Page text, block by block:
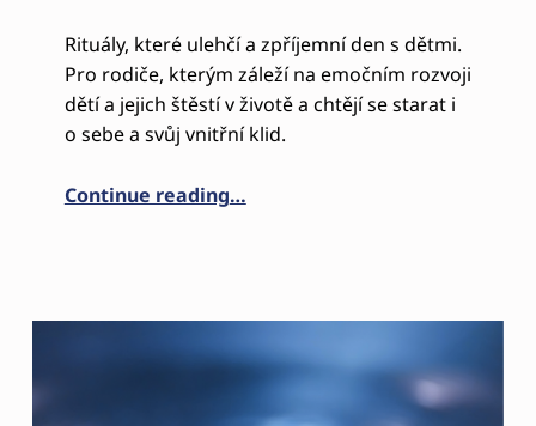
Rituály, které ulehčí a zpříjemní den s dětmi.
Pro rodiče, kterým záleží na emočním rozvoji
dětí a jejich štěstí v životě a chtějí se starat i
o sebe a svůj vnitřní klid.
Continue reading…